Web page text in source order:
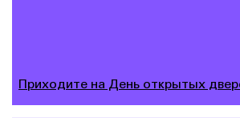
Приходите на День открытых